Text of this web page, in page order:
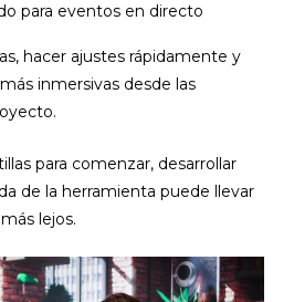
para eventos en directo
hacer ajustes rápidamente y
inmersivas desde las
para comenzar, desarrollar
de la herramienta puede llevar
lejos.